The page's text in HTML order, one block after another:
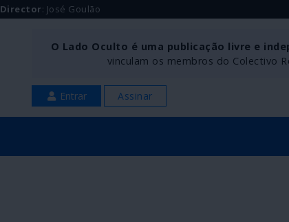
Director: José Goulão
O Lado Oculto é uma publicação livre e
vinculam os membros do Colectivo
Entrar Assinar